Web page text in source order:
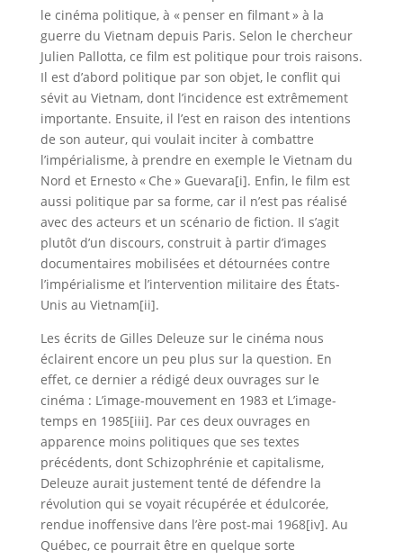
le cinéma politique, à « penser en filmant » à la
guerre du Vietnam depuis Paris. Selon le chercheur
Julien Pallotta, ce film est politique pour trois raisons.
Il est d’abord politique par son objet, le conflit qui
sévit au Vietnam, dont l’incidence est extrêmement
importante. Ensuite, il l’est en raison des intentions
de son auteur, qui voulait inciter à combattre
l’impérialisme, à prendre en exemple le Vietnam du
Nord et Ernesto « Che » Guevara[i]. Enfin, le film est
aussi politique par sa forme, car il n’est pas réalisé
avec des acteurs et un scénario de fiction. Il s’agit
plutôt d’un discours, construit à partir d’images
documentaires mobilisées et détournées contre
l’impérialisme et l’intervention militaire des États-
Unis au Vietnam[ii].
Les écrits de Gilles Deleuze sur le cinéma nous
éclairent encore un peu plus sur la question. En
effet, ce dernier a rédigé deux ouvrages sur le
cinéma : L’image-mouvement en 1983 et L’image-
temps en 1985[iii]. Par ces deux ouvrages en
apparence moins politiques que ses textes
précédents, dont Schizophrénie et capitalisme,
Deleuze aurait justement tenté de défendre la
révolution qui se voyait récupérée et édulcorée,
rendue inoffensive dans l’ère post-mai 1968[iv]. Au
Québec, ce pourrait être en quelque sorte